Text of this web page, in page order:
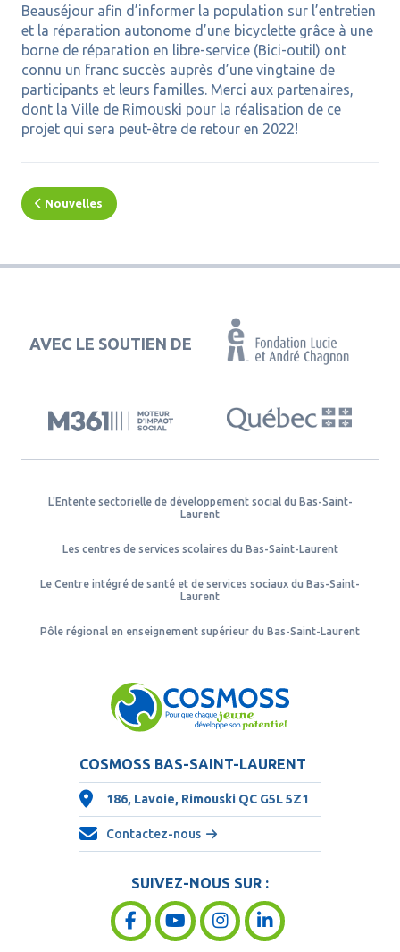
Beauséjour afin d’informer la population sur l’entretien
et la réparation autonome d’une bicyclette grâce à une
borne de réparation en libre-service (Bici-outil) ont
connu un franc succès auprès d’une vingtaine de
participants et leurs familles. Merci aux partenaires,
dont la Ville de Rimouski pour la réalisation de ce
projet qui sera peut-être de retour en 2022!
Nouvelles
AVEC LE SOUTIEN DE
L'Entente sectorielle de développement social du Bas-Saint-
Laurent
Les centres de services scolaires du Bas-Saint-Laurent
Le Centre intégré de santé et de services sociaux du Bas-Saint-
Laurent
Pôle régional en enseignement supérieur du Bas-Saint-Laurent
COSMOSS BAS-SAINT-LAURENT
186, Lavoie, Rimouski QC G5L 5Z1
Contactez-nous
SUIVEZ-NOUS SUR :